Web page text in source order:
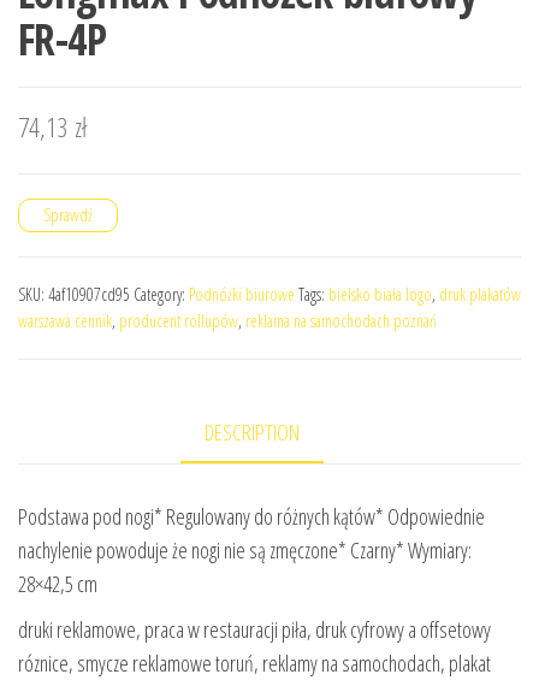
FR-4P
74,13 zł
Sprawdź
SKU: 4af10907cd95 Category: Podnóżki biurowe Tags: bielsko biała logo, druk plakatów
warszawa cennik, producent rollupów, reklama na samochodach poznań
DESCRIPTION
Podstawa pod nogi* Regulowany do różnych kątów* Odpowiednie
nachylenie powoduje że nogi nie są zmęczone* Czarny* Wymiary:
28×42,5 cm
druki reklamowe, praca w restauracji piła, druk cyfrowy a offsetowy
róznice, smycze reklamowe toruń, reklamy na samochodach, plakat